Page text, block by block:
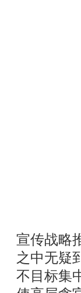
宣传战略
之中无疑
不目标集